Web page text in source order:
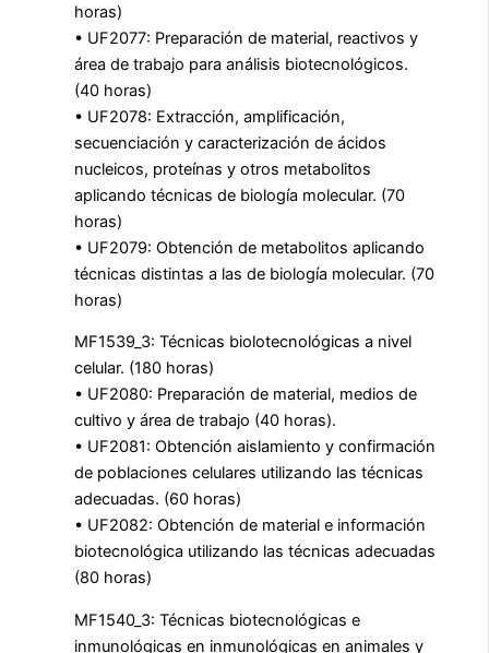
horas)
• UF2077: Preparación de material, reactivos y
área de trabajo para análisis biotecnológicos.
(40 horas)
• UF2078: Extracción, amplificación,
secuenciación y caracterización de ácidos
nucleicos, proteínas y otros metabolitos
aplicando técnicas de biología molecular. (70
horas)
• UF2079: Obtención de metabolitos aplicando
técnicas distintas a las de biología molecular. (70
horas)
MF1539_3: Técnicas biolotecnológicas a nivel
celular. (180 horas)
• UF2080: Preparación de material, medios de
cultivo y área de trabajo (40 horas).
• UF2081: Obtención aislamiento y confirmación
de poblaciones celulares utilizando las técnicas
adecuadas. (60 horas)
• UF2082: Obtención de material e información
biotecnológica utilizando las técnicas adecuadas
(80 horas)
MF1540_3: Técnicas biotecnológicas e
inmunológicas en inmunológicas en animales y